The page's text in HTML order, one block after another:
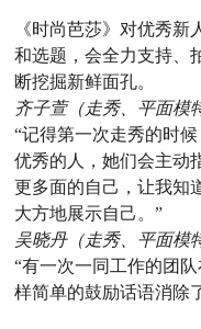
《时尚芭莎》对优秀
和选题，会全力支持、
断挖掘新鲜面孔。
齐子萱（走秀、平面模
“记得第一次走秀的时
优秀的人，她们会主动
更多面的自己，让我知
大方地展示自己。”
吴晓丹（走秀、平面模
“有一次一同工作的团
样简单的鼓励话语消除